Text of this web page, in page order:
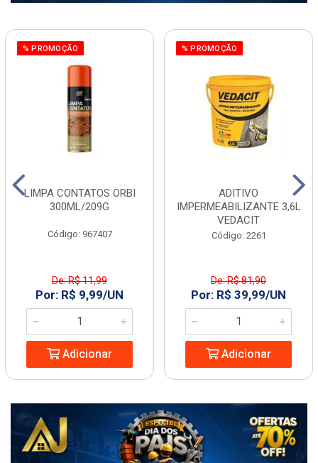
% PROMOÇÃO
LIMPA CONTATOS ORBI
300ML/209G
Código: 967407
De: R$ 11,99
Por: R$ 9,99/UN
Adicionar
% PROMOÇÃO
ADITIVO
IMPERMEABILIZANTE 3,6L
VEDACIT
Código: 2261
De: R$ 81,90
Por: R$ 39,99/UN
Adicionar